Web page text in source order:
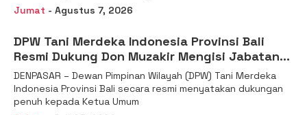
Jumat - Agustus 7, 2026
DPW Tani Merdeka Indonesia Provinsi Bali
Resmi Dukung Don Muzakir Mengisi Jabatan
Wakil Menteri Pertanian RI
DENPASAR – Dewan Pimpinan Wilayah (DPW) Tani Merdeka
Indonesia Provinsi Bali secara resmi menyatakan dukungan
penuh kepada Ketua Umum